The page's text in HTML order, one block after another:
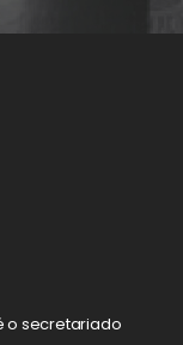
o secretariado